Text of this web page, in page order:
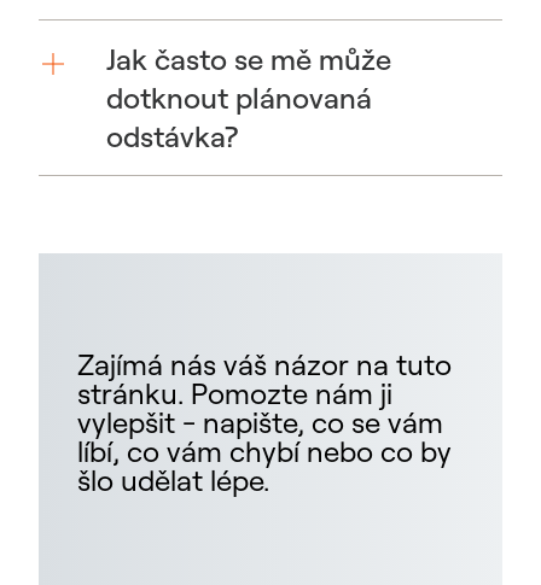
Jak často se mě může
dotknout plánovaná
odstávka?
Zajímá nás váš názor na tuto
stránku. Pomozte nám ji
vylepšit - napište, co se vám
líbí, co vám chybí nebo co by
šlo udělat lépe.